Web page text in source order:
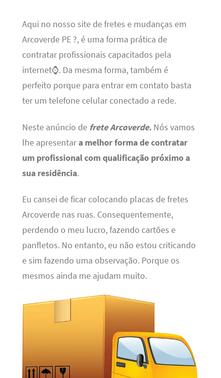
Aqui no nosso site de fretes e mudanças em
Arcoverde PE ?, é uma forma prática de
contratar profissionais capacitados pela
internet⌚. Da mesma forma, também é
perfeito porque para entrar em contato basta
ter um telefone celular conectado a rede.
Neste anúncio de frete Arcoverde. Nós vamos
lhe apresentara melhor forma de contratar
um profissional com qualificação próximo a
sua residência.
Eu cansei de ficar colocando placas de fretes
Arcoverde nas ruas. Consequentemente,
perdendo o meu lucro, fazendo cartões e
panfletos. No entanto, eu não estou criticando
e sim fazendo uma observação. Porque os
mesmos ainda me ajudam muito.